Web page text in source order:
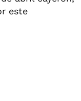
este